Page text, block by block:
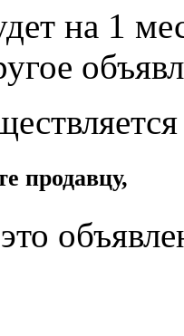
на 1
продавцу,